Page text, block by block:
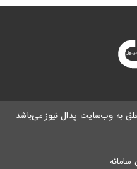
به وب‌سایت پدال نیوز می‌باشد
سامانه